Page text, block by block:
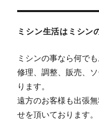
ミシン生活はミシン
ミシンの事なら何で
修理、調整、販売、
ります。
遠方のお客様も出張
せを頂いております。